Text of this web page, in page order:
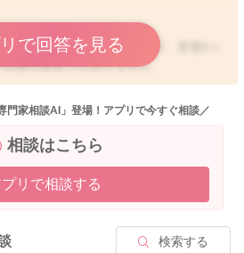
巣の動きがありそうですが、産後6ヶ
体は異常ではありません。
らく続いているご様子も見受けられ
人科で健診してもらうと良いと思い
いね。
で回答を見る
2024/10/21 18:21
門家相談AI」登場！アプリで今すぐ相談／
相談はこちら
リで相談する
検索する